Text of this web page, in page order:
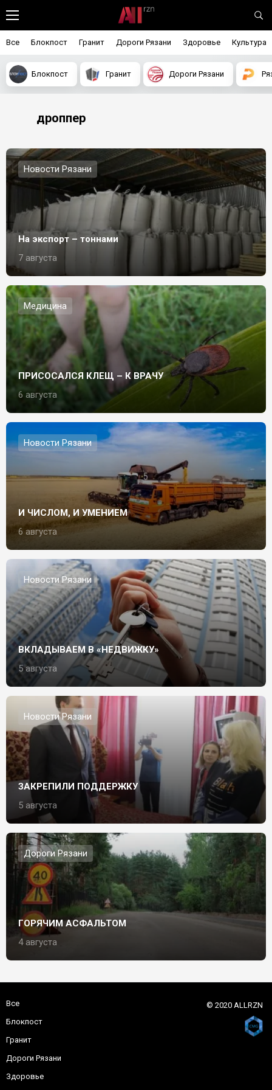
Все Блокпост Гранит Дороги Рязани Здоровье Культура
Блокпост Гранит Дороги Рязани
дроппер
Новости Рязани
На экспорт – тоннами
7 августа
Медицина
ПРИСОСАЛСЯ КЛЕЩ – К ВРАЧУ
6 августа
Новости Рязани
И ЧИСЛОМ, И УМЕНИЕМ
6 августа
Новости Рязани
ВКЛАДЫВАЕМ В «НЕДВИЖКУ»
5 августа
Новости Рязани
ЗАКРЕПИЛИ ПОДДЕРЖКУ
5 августа
Дороги Рязани
ГОРЯЧИМ АСФАЛЬТОМ
4 августа
Все
Блокпост
Гранит
Дороги Рязани
Здоровье
© 2020 ALLRZN